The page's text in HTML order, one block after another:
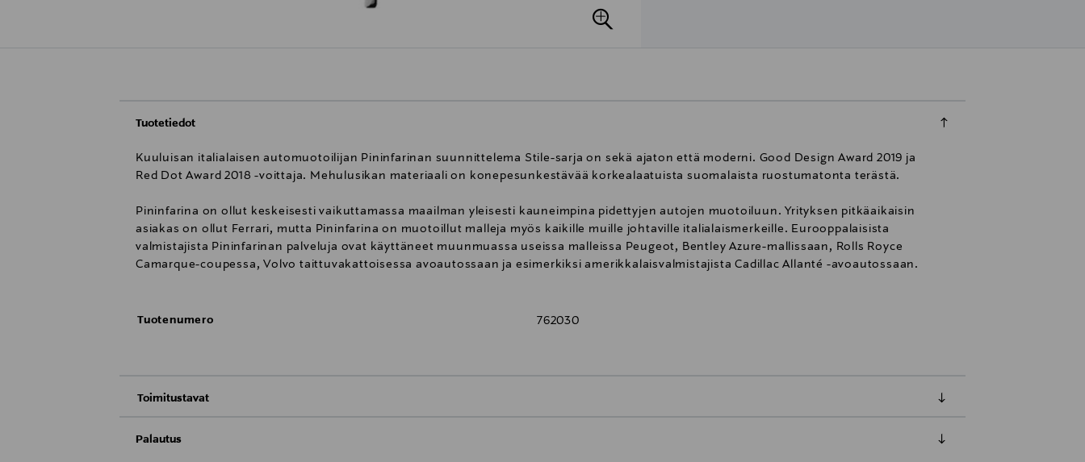
Tuotetiedot
Kuuluisan italialaisen automuotoilijan Pininfarinan suunnittelema Stile-sarja on sekä ajaton että moderni. Good Design Award 2019 ja
Red Dot Award 2018 -voittaja. Mehulusikan materiaali on konepesunkestävää korkealaatuista suomalaista ruostumatonta terästä.
Pininfarina on ollut keskeisesti vaikuttamassa maailman yleisesti kauneimpina pidettyjen autojen muotoiluun. Yrityksen pitkäaikaisin
asiakas on ollut Ferrari, mutta Pininfarina on muotoillut malleja myös kaikille muille johtaville italialaismerkeille. Eurooppalaisista
valmistajista Pininfarinan palveluja ovat käyttäneet muunmuassa useissa malleissa Peugeot, Bentley Azure-mallissaan, Rolls Royce
Camarque-coupessa, Volvo taittuvakattoisessa avoautossaan ja esimerkiksi amerikkalaisvalmistajista Cadillac Allanté -avoautossaan.
Tuotenumero 762030
Toimitustavat
Palautus